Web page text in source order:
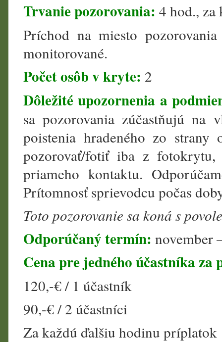
Trvanie pozorovania: 4 hod.,
Príchod na miesto
monitorované.
Počet osôb v kryte: 2
Dôležité upozornenia a
sa pozorovania zúčastňujú na
poistenia hradeného zo strany
pozorovať/fotiť iba z
priameho kontaktu.
Prítomnosť sprievodcu počas
Toto pozorovanie sa koná s
Odporúčaný termín: november
Cena pre jedného účastníka za
120,-€ / 1 účastník
90,-€ / 2 účastníci
Za každú ďalšiu hodinu príplatok